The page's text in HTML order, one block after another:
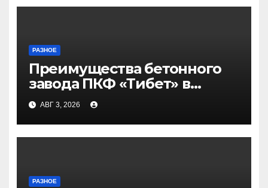
РАЗНОЕ
Преимущества бетонного
завода ПКФ «Тибет» в
Волгограде и Волжском
АВГ 3, 2026
РАЗНОЕ